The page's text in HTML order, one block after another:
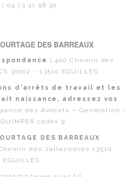
: 04 13 41 98 30
DES BARREAUX
: 400 Chemin des
30002 - 13510 EGUILLES
d'arrêts de travail et les
naissance, adressez vos
des Avocats – Génération –
cedex 9
DES BARREAUX
des Jallassières 13510
EGUILLES